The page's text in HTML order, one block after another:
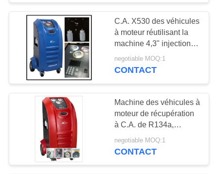
gonfleur numérique
de pneu
appareil de contrôle
d'injecteur de
carburant
17
C.A. X530 des véhicules
à moteur réutilisant la
machine 4,3" injection
d'huile de clavier
numérique d'ecran
negotiable MOQ:1
CONTACT
Machine des véhicules à
moteur de récupération
à C.A. de R134a,
machine de remplissage
de gaz X530
negotiable MOQ:1
CONTACT